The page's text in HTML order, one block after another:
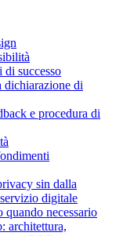
di successo
dichiarazione di
e procedura di
sin dalla
digitale
necessario
architettura,